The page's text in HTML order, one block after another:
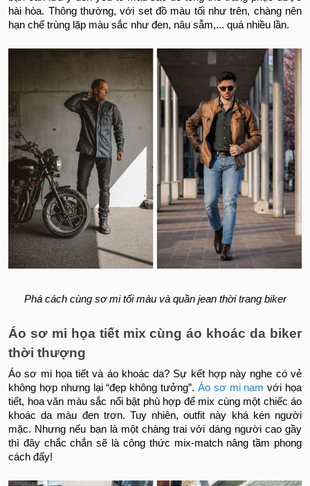
hài hòa. Thông thường, với set đồ màu tối như trên, chàng nên
hạn chế trùng lặp màu sắc như đen, nâu sẫm,... quá nhiều lần.
Phá cách cùng sơ mi tối màu và quần jean thời trang biker
Áo sơ mi họa tiết mix cùng áo khoác da biker
thời thượng
Áo sơ mi họa tiết và áo khoác da? Sự kết hợp này nghe có vẻ
không hợp nhưng lại “đẹp không tưởng”. Áo sơ mi nam với họa
tiết, hoa văn màu sắc nổi bật phù hợp để mix cùng một chiếc áo
khoác da màu đen trơn. Tuy nhiên, outfit này khá kén người
mặc. Nhưng nếu bạn là một chàng trai với dáng người cao gầy
thì đây chắc chắn sẽ là công thức mix-match nâng tầm phong
cách đấy!